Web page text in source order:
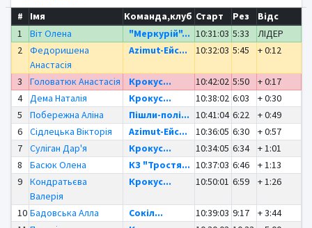
# Імя Команда,клуб Старт Рез
Відс
1
Віт Олена "Меркурій"... 10:31:03 5:33
ЛІДЕР
2
Федоришена
Анастасія
Azimut-Ейс... 10:32:03 5:45 + 0:12
3 Головатюк Анастасія Крокус... 10:42:02 5:50
+ 0:17
4
Дема Наталія Крокус... 10:38:02 6:03
+ 0:30
5
Побережна Аліна Пішли-полі... 10:41:04 6:22
+ 0:49
6
Сідлецька Вікторія Azimut-Ейс... 10:36:05 6:30
+ 0:57
7
Суліган Дар'я Крокус... 10:34:05 6:34
+ 1:01
8
Басюк Олена КЗ "Тростя... 10:37:03 6:46
+ 1:13
9
Кондратьєва
Валерія
Крокус... 10:50:01 6:59 + 1:26
10 Бадовська Алла Сокіл... 10:39:03 9:17
+ 3:44